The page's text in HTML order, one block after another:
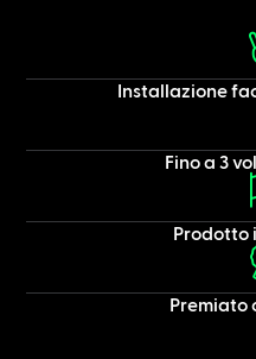
Installazione
Fino a 3
Prodotto
Premiato